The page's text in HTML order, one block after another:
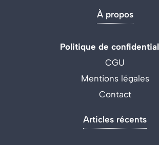
À propos
Politique de
CGU
Mentions légales
Contact
Articles récents